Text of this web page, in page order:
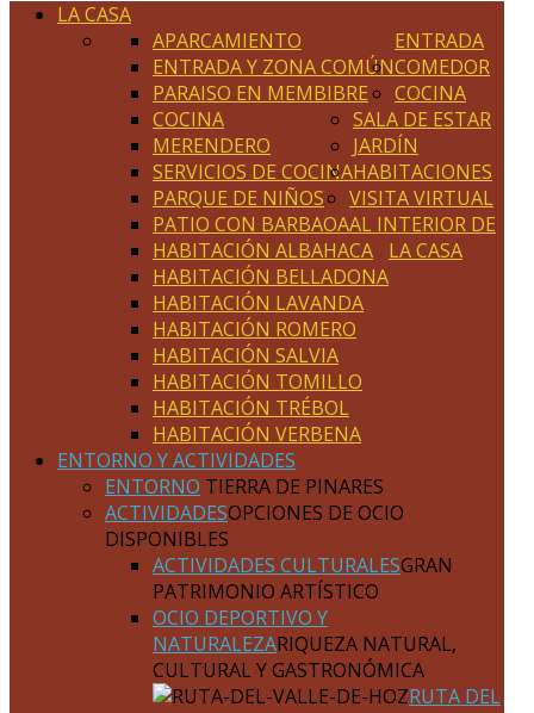
LA CASA
ENTRADA
APARCAMIENTO
ENTRADA Y ZONA COMÚN
PARAISO EN MEMBIBRE
COMEDOR
COCINA
COCINA
MERENDERO
SERVICIOS DE COCINA
SALA DE ESTAR
JARDÍN
PARQUE DE NIÑOS
PATIO CON BARBAOA
HABITACIONES
HABITACIÓN ALBAHACA
HABITACIÓN BELLADONA
HABITACIÓN LAVANDA
HABITACIÓN ROMERO
HABITACIÓN SALVIA
HABITACIÓN TOMILLO
HABITACIÓN TRÉBOL
HABITACIÓN VERBENA
VISITA VIRTUAL
AL INTERIOR DE
LA CASA
ENTORNO Y ACTIVIDADES
ENTORNO TIERRA DE PINARES
ACTIVIDADESOPCIONES DE OCIO
DISPONIBLES
ACTIVIDADES CULTURALESGRAN
PATRIMONIO ARTÍSTICO
OCIO DEPORTIVO Y
NATURALEZARIQUEZA NATURAL,
CULTURAL Y GASTRONÓMICA
RUTA DEL